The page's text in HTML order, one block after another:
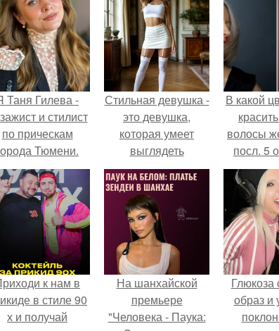
Таня Гилева -
и стилист
по прическам
Тюмени.
Стильная девушка -
это девушка,
которая умеет
выглядеть
привлекательно и
элегантно в любои
ситуации.
В какой
волосы
посл. 5
к нам в
в стиле 90
х и получай
На шанхайской
премьере
"Человека - Паука:
Глюкоза
образ и